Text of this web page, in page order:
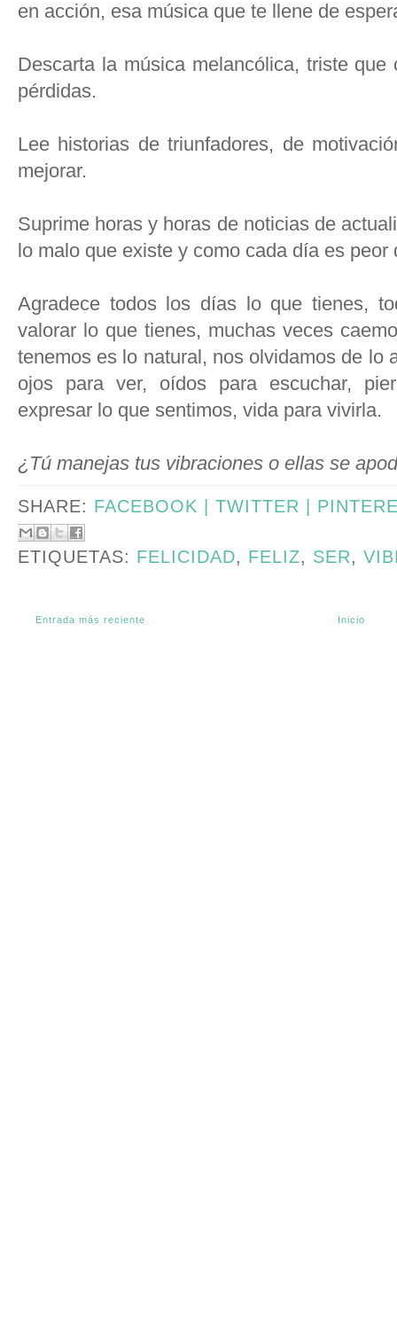
en acción, esa música que te llene de
Descarta la música melancólica, triste
pérdidas.
Lee historias de triunfadores, de
mejorar.
Suprime horas y horas de noticias de
lo malo que existe y como cada día es peor
Agradece todos los días lo que tienes,
valorar lo que tienes, muchas veces
tenemos es lo natural, nos olvidamos de lo
ojos para ver, oídos para escuchar,
expresar lo que sentimos, vida para vivirla.
¿Tú manejas tus vibraciones o ellas se
SHARE: FACEBOOK | TWITTER |
ETIQUETAS: FELICIDAD, FELIZ, SER,
Entrada más reciente Inicio